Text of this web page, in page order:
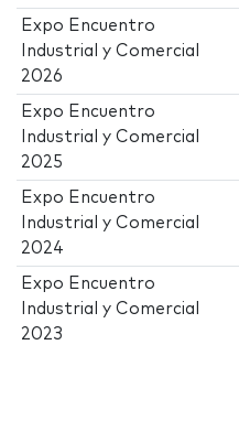
Expo Encuentro
Industrial y Comercial
2026
Expo Encuentro
Industrial y Comercial
2025
Expo Encuentro
Industrial y Comercial
2024
Expo Encuentro
Industrial y Comercial
2023